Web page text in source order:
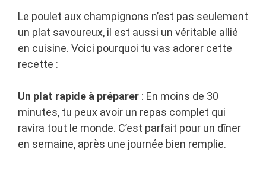
Le poulet aux champignons n’est pas seulement
un plat savoureux, il est aussi un véritable allié
en cuisine. Voici pourquoi tu vas adorer cette
recette :
Un plat rapide à préparer : En moins de 30
minutes, tu peux avoir un repas complet qui
ravira tout le monde. C’est parfait pour un dîner
en semaine, après une journée bien remplie.